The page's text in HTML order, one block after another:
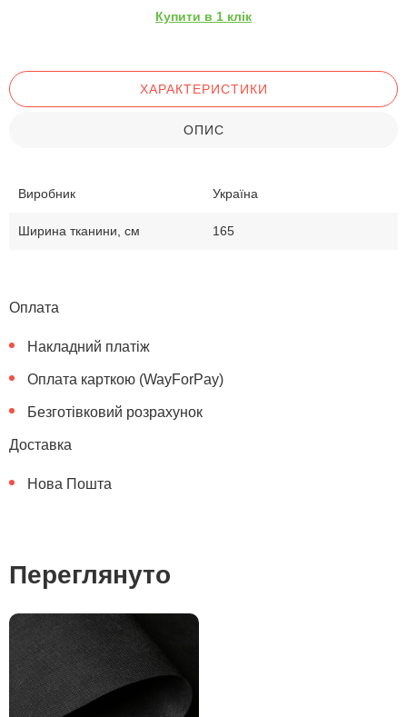
Купити в 1 клік
ХАРАКТЕРИСТИКИ
ОПИС
Виробник Україна
Ширина тканини, см 165
Оплата
Накладний платіж
Оплата карткою (WayForPay)
Безготівковий розрахунок
Доставка
Нова Пошта
Переглянуто